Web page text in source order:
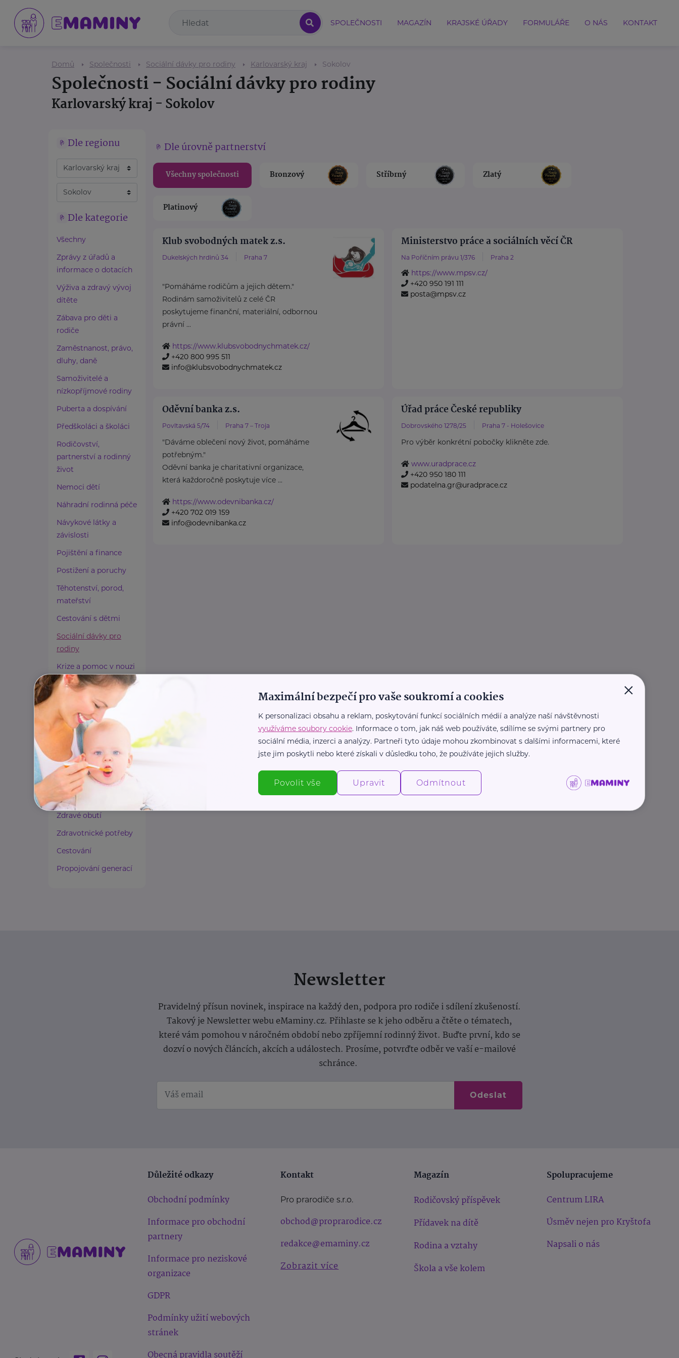
SPOLEČNOSTI MAGAZÍN KRAJSKÉ ÚŘADY FORMULÁŘE O NÁS KONTAKT
Domů Společnosti Sociální dávky pro rodiny Karlovarský kraj Sokolov
Společnosti - Sociální dávky pro rodiny
Karlovarský kraj - Sokolov
Dle regionu
Dle kategorie
Všechny
Zprávy z úřadů a
informace o dotacích
Výživa a zdravý vývoj
dítěte
Zábava pro děti a
rodiče
Zaměstnanost, právo,
dluhy, daně
Samoživitelé a
nízkopříjmové rodiny
Puberta a dospívání
Předškoláci a školáci
Rodičovství,
partnerství a rodinný
život
Nemoci dětí
Náhradní rodinná péče
Návykové látky a
závislosti
Pojištění a finance
Postižení a poruchy
Těhotenství, porod,
mateřství
Cestování s dětmi
Sociální dávky pro
rodiny
Krize a pomoc v nouzi
Paliativní péče
Rady a tipy
Harmonie duše a těla
Zaměstnávání osob ze
zdravotním
postižením
Lázeňství a wellness
Zdravé spaní a sezení
Zdravé obutí
Zdravotnické potřeby
Cestování
Propojování generací
Dle úrovně partnerství
Všechny společnosti Bronzový Stříbrný Zlatý
Platinový
Klub svobodných matek z.s.
Dukelských hrdinů 34 Praha 7
"Pomáháme rodičům a jejich dětem."
Rodinám samoživitelů z celé ČR
poskytujeme finanční, materiální, odbornou
právní ...
https://www.klubsvobodnychmatek.cz/
+420 800 995 511
info@klubsvobodnychmatek.cz
Ministerstvo práce a sociálních věcí ČR
Na Poříčním právu 1/376 Praha 2
https://www.mpsv.cz/
+420 950 191 111
posta@mpsv.cz
Oděvní banka z.s.
Povltavská 5/74 Praha 7 – Troja
"Dáváme oblečení nový život, pomáháme
potřebným."
Oděvní banka je charitativní organizace,
která každoročně poskytuje více ...
https://www.odevnibanka.cz/
+420 702 019 159
info@odevnibanka.cz
Úřad práce České republiky
Dobrovského 1278/25 Praha 7 - Holešovice
Pro výběr konkrétní pobočky klikněte zde.
www.uradprace.cz
+420 950 180 111
podatelna.gr@uradprace.cz
Newsletter
Pravidelný přísun novinek, inspirace na každý den, podpora pro rodiče i sdílení zkušeností.
Takový je Newsletter webu eMaminy.cz. Přihlaste se k jeho odběru a čtěte o tématech,
které vám pomohou v náročném období nebo zpříjemní rodinný život. Buďte první, kdo se
dozví o nových článcích, akcích a událostech. Prosíme, potvrďte odběr ve vaší e-mailové
schránce.
Odeslat
Důležité odkazy
Obchodní podmínky
Informace pro obchodní
partnery
Informace pro neziskové
organizace
GDPR
Podmínky užití webových
stránek
Obecná pravidla soutěží
Kontakt
Pro prarodiče s.r.o.
obchod@proprarodice.cz
redakce@emaminy.cz
Zobrazit více
Magazín
Rodičovský příspěvek
Přídavek na dítě
Rodina a vztahy
Škola a vše kolem
Spolupracujeme
Centrum LIRA
Úsměv nejen pro Kryštofa
Napsali o nás
×
Maximální bezpečí pro vaše soukromí a cookies
K personalizaci obsahu a reklam, poskytování funkcí sociálních médií a analýze naší návštěvnosti
využíváme soubory cookie. Informace o tom, jak náš web používáte, sdílíme se svými partnery pro
sociální média, inzerci a analýzy. Partneři tyto údaje mohou zkombinovat s dalšími informacemi, které
jste jim poskytli nebo které získali v důsledku toho, že používáte jejich služby.
Povolit vše Upravit Odmítnout